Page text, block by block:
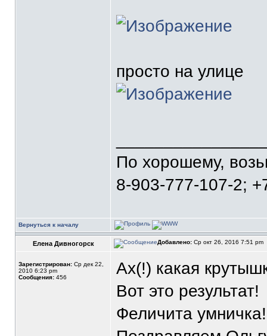
просто на улице
По хорошему,
8-903-777-107-2;
Вернуться к началу
Елена Дивногорск Добавлено: Ср окт 26, 2016 7:51 pm
Зарегистрирован: Ср дек 22,
2010 6:23 pm
Сообщения: 456
Ах(!) какая
Вот это результат!
Феличита умничка!